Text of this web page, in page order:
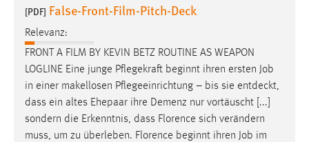
[PDF] False-Front-Film-Pitch-Deck
Relevanz:
FRONT A FILM BY KEVIN BETZ ROUTINE AS WEAPON
LOGLINE Eine junge Pflegekraft beginnt ihren ersten Job
in einer makellosen Pflegeeinrichtung – bis sie entdeckt,
dass ein altes Ehepaar ihre Demenz nur vortäuscht [...]
sondern die Erkenntnis, dass Florence sich verändern
muss, um zu überleben. Florence beginnt ihren Job im
Name:
Anbieter:
Google Ireland Limited
Zweck:
Conversion-Tracking
Cookie Laufzeit: